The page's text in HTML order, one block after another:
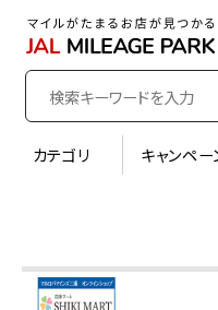
カテゴリ キャンペー